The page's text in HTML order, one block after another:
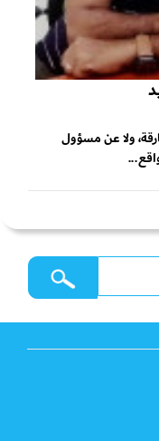
ولا عن مسؤول